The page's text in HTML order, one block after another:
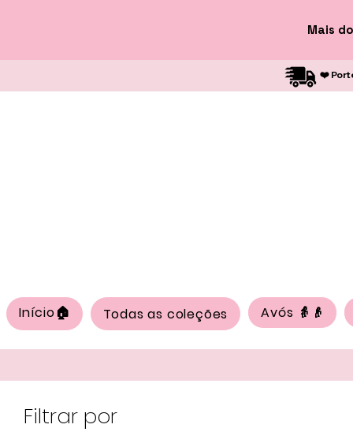
Mais
❤️
Início🏠 Todas as coleções Avós 👵👴
Filtrar por